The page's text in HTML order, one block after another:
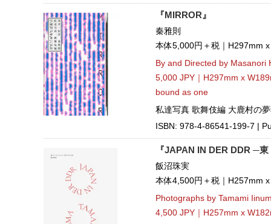
『MIRROR』
秦雅則
本体5,000円＋税｜H297mm
By and Directed by Masanori
5,000 JPY｜H297mm x
bound as one
私達写真 歌舞伎編 大鹿村の
ISBN: 978-4-86541-199-7 |
『JAPAN IN DER DDR ─
飯沼珠実
本体4,500円＋税｜H257mm
Photographs by Tamami
4,500 JPY｜H257mm x